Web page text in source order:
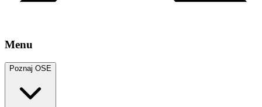
Menu
Poznaj OSE